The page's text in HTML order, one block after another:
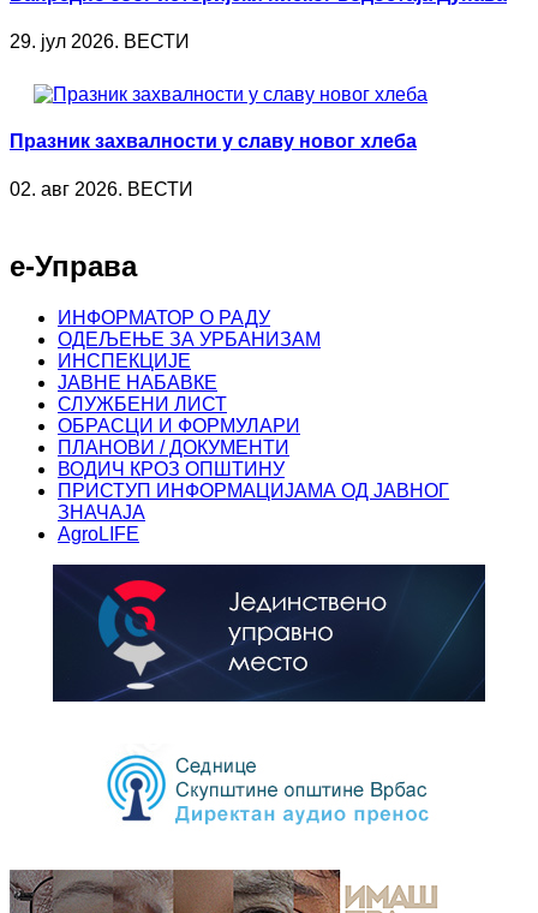
29. јул 2026. ВЕСТИ
Празник захвалности у славу новог хлеба
02. авг 2026. ВЕСТИ
е-Управа
ИНФОРМАТОР О РАДУ
ОДЕЉЕЊЕ ЗА УРБАНИЗАМ
ИНСПЕКЦИЈЕ
ЈАВНЕ НАБАВКЕ
СЛУЖБЕНИ ЛИСТ
ОБРАСЦИ И ФОРМУЛАРИ
ПЛАНОВИ / ДОКУМЕНТИ
ВОДИЧ КРОЗ ОПШТИНУ
ПРИСТУП ИНФОРМАЦИЈАМА ОД ЈАВНОГ
ЗНАЧАЈА
AgroLIFE